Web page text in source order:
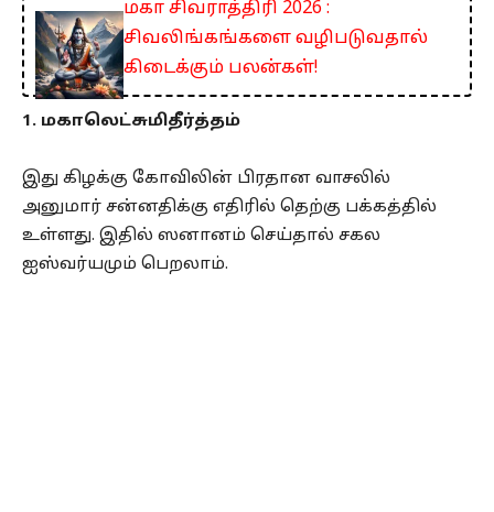
மகா சிவராத்திரி 2026 :
சிவலிங்கங்களை வழிபடுவதால்
கிடைக்கும் பலன்கள்!
1. மகாலெட்சுமிதீர்த்தம்
இது கிழக்கு கோவிலின் பிரதான வாசலில்
அனுமார் சன்னதிக்கு எதிரில் தெற்கு பக்கத்தில்
உள்ளது. இதில் ஸனானம் செய்தால் சகல
ஐஸ்வர்யமும் பெறலாம்.